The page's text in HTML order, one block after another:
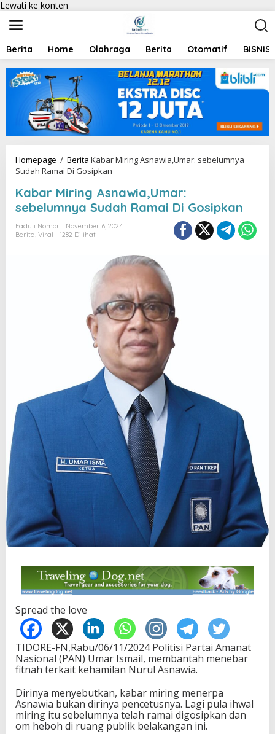
Lewati ke konten
Berita Home Olahraga Berita Otomatif BISNIS
Homepage / Berita Kabar Miring Asnawia,Umar: sebelumnya
Sudah Ramai Di Gosipkan
Kabar Miring Asnawia,Umar:
sebelumnya Sudah Ramai Di Gosipkan
Faduli Nomor
November 6, 2024
Berita, Viral 1282 Dilihat
Spread the love
TIDORE-FN,Rabu/06/11/2024 Politisi Partai Amanat
Nasional (PAN) Umar Ismail, membantah menebar
fitnah terkait kehamilan Nurul Asnawia.
Dirinya menyebutkan, kabar miring menerpa
Asnawia bukan dirinya pencetusnya. Lagi pula ihwal
miring itu sebelumnya telah ramai digosipkan dan
om heboh di ruang publik belakangan ini.